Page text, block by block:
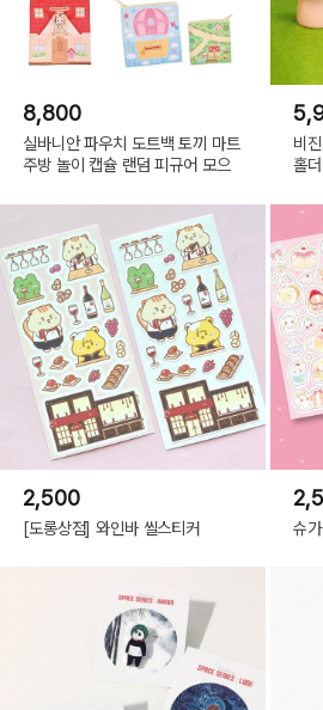
8,800
실바니안 파우치 도트백 토끼 마트
주방 놀이 캡슐 랜덤 피규어 모으
비
홀더
2,500
[도롱상점] 와인바 씰스티커 슈